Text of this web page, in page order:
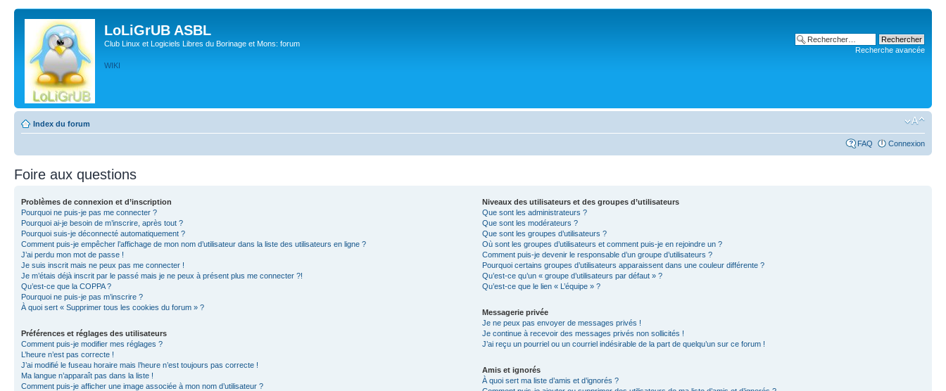
LoLiGrUB ASBL
Club Linux et Logiciels Libres du Borinage et Mons: forum
WIKI
Recherche avancée
Index du forum
FAQ Connexion
Foire aux questions
Problèmes de connexion et d’inscription
Pourquoi ne puis-je pas me connecter ?
Pourquoi ai-je besoin de m’inscrire, après tout ?
Pourquoi suis-je déconnecté automatiquement ?
Comment puis-je empêcher l’affichage de mon nom d’utilisateur dans la liste des utilisateurs en ligne ?
J’ai perdu mon mot de passe !
Je suis inscrit mais ne peux pas me connecter !
Je m’étais déjà inscrit par le passé mais je ne peux à présent plus me connecter ?!
Qu’est-ce que la COPPA ?
Pourquoi ne puis-je pas m’inscrire ?
À quoi sert « Supprimer tous les cookies du forum » ?
Préférences et réglages des utilisateurs
Comment puis-je modifier mes réglages ?
L’heure n’est pas correcte !
J’ai modifié le fuseau horaire mais l’heure n’est toujours pas correcte !
Ma langue n’apparaît pas dans la liste !
Comment puis-je afficher une image associée à mon nom d’utilisateur ?
Niveaux des utilisateurs et des groupes d’utilisateurs
Que sont les administrateurs ?
Que sont les modérateurs ?
Que sont les groupes d’utilisateurs ?
Où sont les groupes d’utilisateurs et comment puis-je en rejoindre un ?
Comment puis-je devenir le responsable d’un groupe d’utilisateurs ?
Pourquoi certains groupes d’utilisateurs apparaissent dans une couleur différente ?
Qu’est-ce qu’un « groupe d’utilisateurs par défaut » ?
Qu’est-ce que le lien « L’équipe » ?
Messagerie privée
Je ne peux pas envoyer de messages privés !
Je continue à recevoir des messages privés non sollicités !
J’ai reçu un pourriel ou un courriel indésirable de la part de quelqu’un sur ce forum !
Amis et ignorés
À quoi sert ma liste d’amis et d’ignorés ?